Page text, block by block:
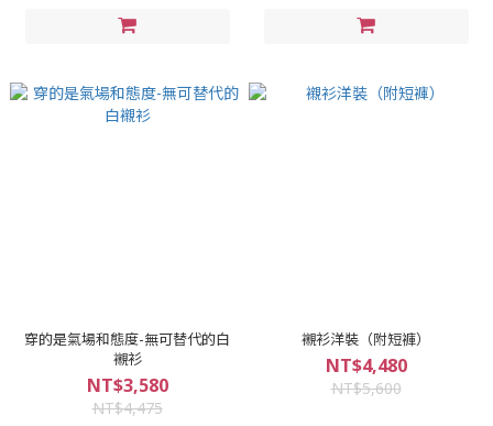
穿的是氣場和態度-無可替代的白
襯衫
NT$3,580
NT$4,475
襯衫洋裝（附短褲）
NT$4,480
NT$5,600